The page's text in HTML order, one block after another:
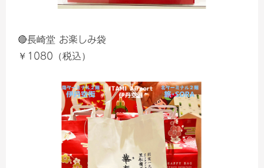
🔴長崎堂 お楽しみ袋
￥1080（税込）